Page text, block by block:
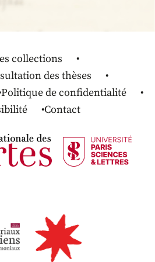
collections
des thèses
Politique de confidentialité
Contact